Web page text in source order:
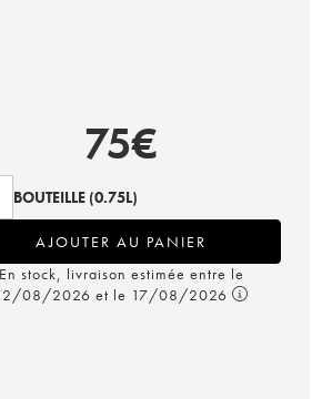
75€
BOUTEILLE (0.75L)
AJOUTER AU PANIER
En stock, livraison estimée entre le
08/2026 et le 17/08/2026